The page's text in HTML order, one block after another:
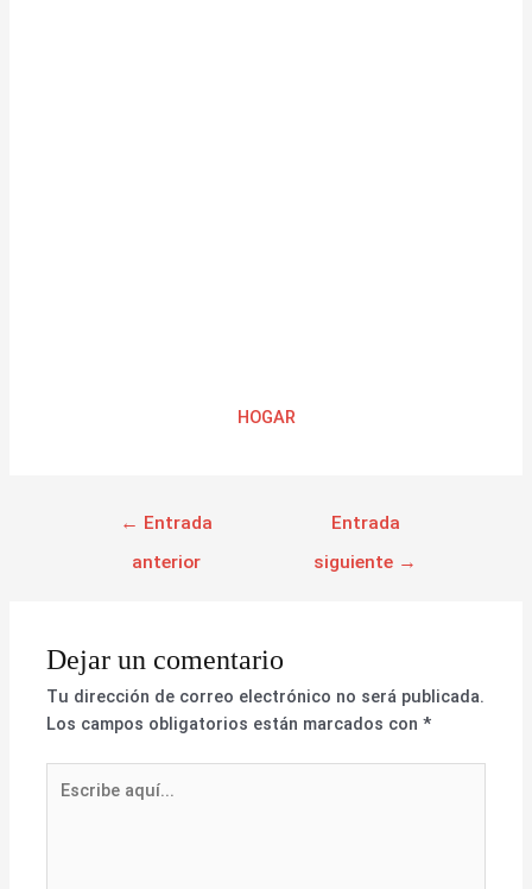
HOGAR
← Entrada
anterior
Entrada
siguiente →
Dejar un comentario
Tu dirección de correo electrónico no será publicada.
Los campos obligatorios están marcados con*
aquí...